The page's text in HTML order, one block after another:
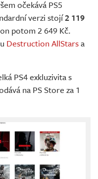
očekává PS5
verzi stojí2 119
potom 2 649 Kč.
Destruction AllStarsa
PS4 exkluzivita s
na PS Store za 1